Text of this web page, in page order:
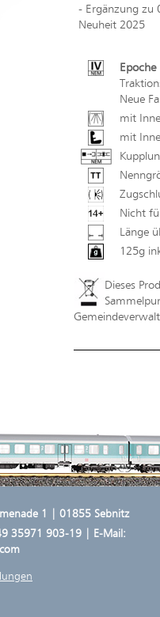
- Ergänzung zu
Neuheit 2025
Neue
mit
mit
Nicht
Länge
125g
Dieses
1 | 01855 Sebnitz
35971 903-19 | E-Mail: